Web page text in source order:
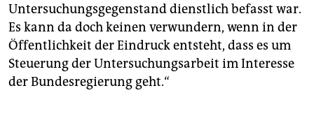
Untersuchungsgegenstand dienstlich befasst war.
Es kann da doch keinen verwundern, wenn in der
Öffentlichkeit der Eindruck entsteht, dass es um
Steuerung der Untersuchungsarbeit im Interesse
der Bundesregierung geht.“